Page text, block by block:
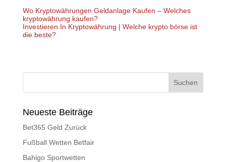
Wo Kryptowährungen Geldanlage Kaufen – Welches
kryptowährung kaufen?
Investieren In Kryptowährung | Welche krypto börse ist
die beste?
Neueste Beiträge
Bet365 Geld Zurück
Fußball Wetten Betfair
Bahigo Sportwetten